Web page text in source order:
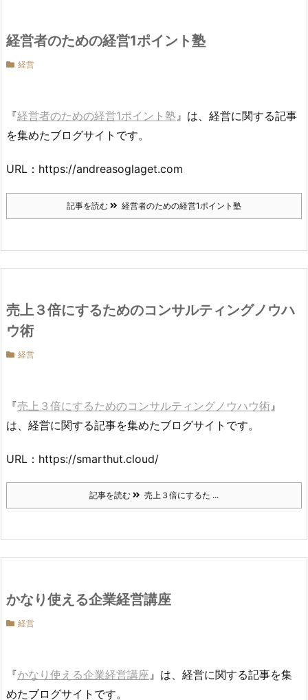
経営者のための経営1ポイント塾
経営
『経営者のための経営1ポイント塾』は、経営に関する記事
を集めたブログサイトです。
URL：https://andreasoglaget.com
記事を読む 経営者のための経営1ポイント塾
売上３倍にするためのコンサルティングノウハ
ウ術
経営
『売上３倍にするためのコンサルティングノウハウ術 』
は、経営に関する記事を集めたブログサイトです。
URL：https://smarthut.cloud/
記事を読む 売上３倍にするた ...
かなり使える企業経営講座
経営
『かなり使える企業経営講座』は、経営に関する記事を集
めたブログサイトです。